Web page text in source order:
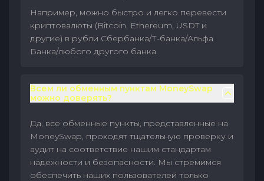
Например, можно быстро и легко перевести
криптовалюты (Bitcoin, Ethereum, USDT и
другие) в рубли Сбербанка/Т-банка/Альфа
Банка/любого другого банка.
Всем ли обменным пунктам MoneySwap
можно доверять?
Да, все обменные пункты, представленные на
MoneySwap, проходят тщательную проверку и
аудит на соответствие нашим стандартам
надежности и безопасности. Мы стремимся
обеспечить наших пользователей только